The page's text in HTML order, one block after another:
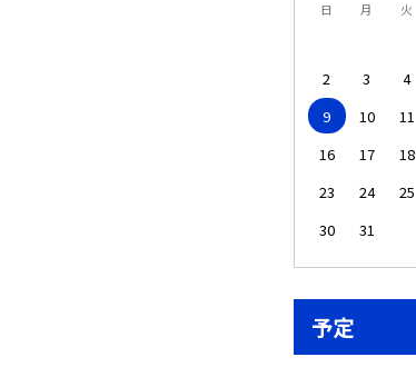
日 月 火
2
3 4
9
10 11
16
17 18
23
24 25
30
31
予定